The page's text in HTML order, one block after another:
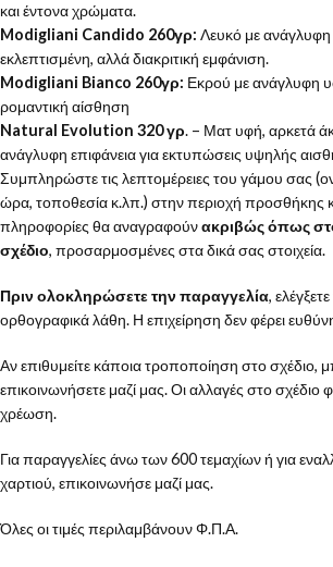
και έντονα χρώματα.
Modigliani Candido 260γρ: Λευκό με ανάγλυφη
εκλεπτισμένη, αλλά διακριτική εμφάνιση.
Modigliani Bianco 260γρ: Εκρού με ανάγλυφη
ρομαντική αίσθηση
Natural Evolution 320 γρ. – Ματ υφή, αρκετά
ανάγλυφη επιφάνεια για εκτυπώσεις υψηλής
Συμπληρώστε τις λεπτομέρειες του γάμου σας
ώρα, τοποθεσία κ.λπ.) στην περιοχή προσθήκης
πληροφορίες θα αναγραφούνακριβώς όπως
σχέδιο, προσαρμοσμένες στα δικά σας στοιχεία.
Πριν ολοκληρώσετε την παραγγελία,
ορθογραφικά λάθη. Η επιχείρηση δεν φέρει
Αν επιθυμείτε κάποια τροποποίηση στο σχέδιο,
επικοινωνήσετε μαζί μας. Οι αλλαγές στο σχέδιο
χρέωση.
Για παραγγελίες άνω των 600 τεμαχίων ή για
χαρτιού, επικοινωνήσε μαζί μας.
Όλες οι τιμές περιλαμβάνουν Φ.Π.Α.